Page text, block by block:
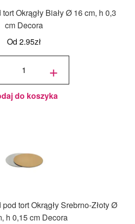
Okrągły Biały Ø 16 cm, h 0,3
cm Decora
Od2.95zł
+
do koszyka
tort Okrągły Srebrno-Złoty Ø
h 0,15 cm Decora